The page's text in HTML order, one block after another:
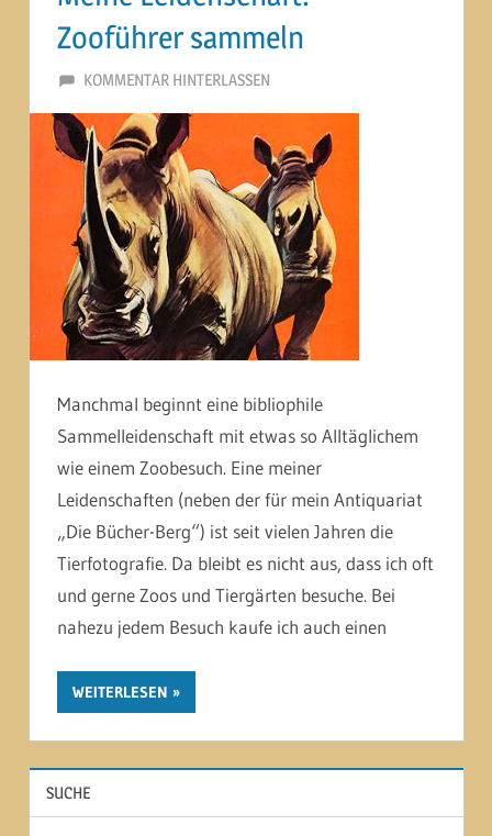
Zooführer sammeln
31. MÄRZ 2014
MARTINA BERG
KOMMENTAR HINTERLASSEN
Manchmal beginnt eine bibliophile
Sammelleidenschaft mit etwas so Alltäglichem
wie einem Zoobesuch. Eine meiner
Leidenschaften (neben der für mein Antiquariat
„Die Bücher-Berg“) ist seit vielen Jahren die
Tierfotografie. Da bleibt es nicht aus, dass ich oft
und gerne Zoos und Tiergärten besuche. Bei
nahezu jedem Besuch kaufe ich auch einen
WEITERLESEN
SUCHE